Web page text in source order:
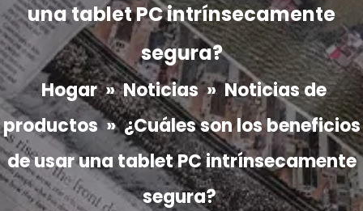
una tablet PC intrínsecamente
segura?
Hogar »Noticias »Noticias de
productos »¿Cuáles son los beneficios
de usar una tablet PC intrínsecamente
segura?